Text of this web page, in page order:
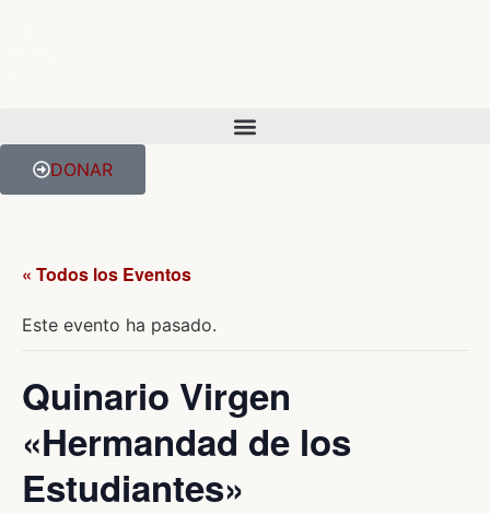
DONAR
« Todos los Eventos
Este evento ha pasado.
Quinario Virgen
«Hermandad de los
Estudiantes»